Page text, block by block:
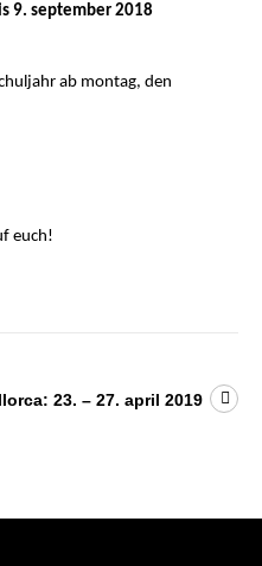
9. september 2018
ab montag, den
euch!
23. – 27. april 2019